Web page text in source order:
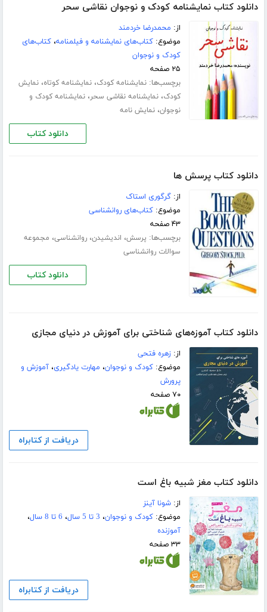
دانلود کتاب نمایشنامه کودک و نوجوان نقاشی سحر
از: محمدرضا خردمند
موضوع:کتاب‌های نمایشنامه و فیلمنامه،کتاب‌های
کودک و نوجوان
۲۵ صفحه
برچسب‌ها:نمایشنامه کودک،نمایشنامه کوتاه،نمایش
کودک،نمایشنامه نقاشی سحر،نمایشنامه کودک و
نوجوان،نمایش نامه
دانلود کتاب
دانلود کتاب پرسش ها
از:گرگوری استاک
موضوع:کتاب‌های روانشناسی
۴۳ صفحه
برچسب‌ها: پرسش، اندیشیدن،روانشناسی، مجموعه
سوالات روانشناسی
دانلود کتاب
دانلود کتاب آموزه‌های شناختی برای آموزش در دنیای مجازی
از:زهره فتحی
موضوع:کودک و نوجوان، مهارت یادگیری،آموزش و
پرورش
۷۰ صفحه
دریافت از کتابراه
دانلود کتاب مغز شبیه باغ است
از:شونا آینز
موضوع:کودک و نوجوان، 3 تا 5 سال ، 6 تا 8 سال
،
آموزنده
۳۳ صفحه
دریافت از کتابراه